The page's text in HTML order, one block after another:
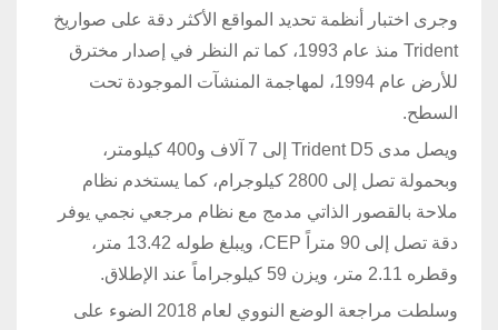
وجرى اختبار أنظمة تحديد المواقع الأكثر دقة على صواريخ
Trident منذ عام 1993، كما تم النظر في إصدار مخترق
للأرض عام 1994، لمهاجمة المنشآت الموجودة تحت
السطح.
ويصل مدى Trident D5 إلى 7 آلاف و400 كيلومتر،
وبحمولة تصل إلى 2800 كيلوجرام، كما يستخدم نظام
ملاحة بالقصور الذاتي مدمج مع نظام مرجعي نجمي يوفر
دقة تصل إلى 90 متراً CEP، ويبلغ طوله 13.42 متر،
وقطره 2.11 متر، ويزن 59 كيلوجراماً عند الإطلاق.
وسلطت مراجعة الوضع النووي لعام 2018 الضوء على